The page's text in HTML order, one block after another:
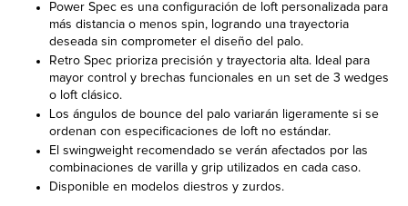
Power Spec es una configuración de loft personalizada para
más distancia o menos spin, logrando una trayectoria
deseada sin comprometer el diseño del palo.
Retro Spec prioriza precisión y trayectoria alta. Ideal para
mayor control y brechas funcionales en un set de 3 wedges
o loft clásico.
Los ángulos de bounce del palo variarán ligeramente si se
ordenan con especificaciones de loft no estándar.
El swingweight recomendado se verán afectados por las
combinaciones de varilla y grip utilizados en cada caso.
Disponible en modelos diestros y zurdos.